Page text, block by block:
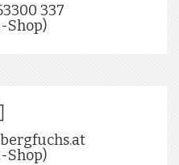
337
Shop)
Shop)